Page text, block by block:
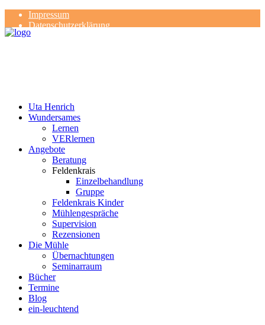
Impressum
Datenschutzerklärung
Kontakt
Uta Henrich
Wundersames
Lernen
VERlernen
Angebote
Beratung
Feldenkrais
Einzelbehandlung
Gruppe
Feldenkrais Kinder
Mühlengespräche
Supervision
Rezensionen
Die Mühle
Übernachtungen
Seminarraum
Bücher
Termine
Blog
ein-leuchtend